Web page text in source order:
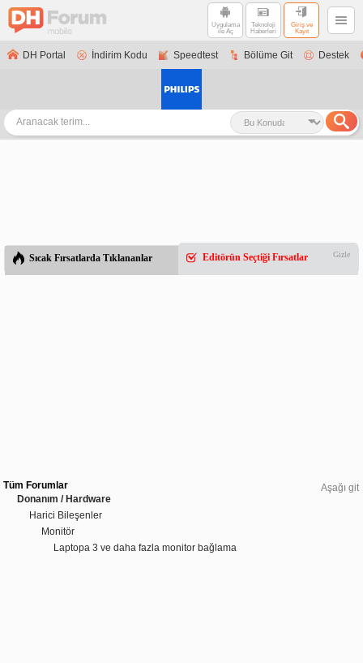
Uygulama
ile Aç
Teknoloji
Haberleri
Giriş ve
Kayıt
DH Portal İndirim Kodu Speedtest Bölüme Git Destek
Sıcak Fırsatlarda Tıklananlar Editörün Seçtiği Fırsatlar Gizle
Aşağı git
Tüm Forumlar
Donanım / Hardware
Harici Bileşenler
Monitör
Laptopa 3 ve daha fazla monitor bağlama